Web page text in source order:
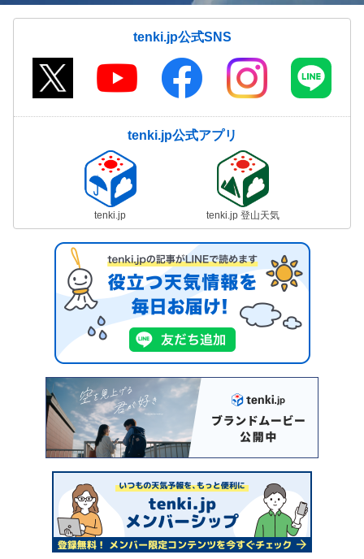
tenki.jp公式SNS
tenki.jp公式アプリ
tenki.jp tenki.jp 登山天気